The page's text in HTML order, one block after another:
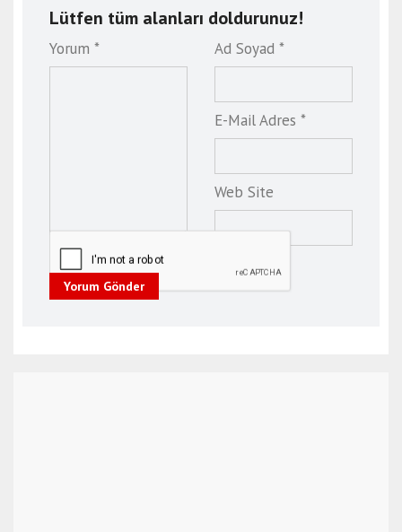
Lütfen tüm alanları doldurunuz!
Yorum * Ad Soyad *
E-Mail Adres *
Web Site
Yorum Gönder